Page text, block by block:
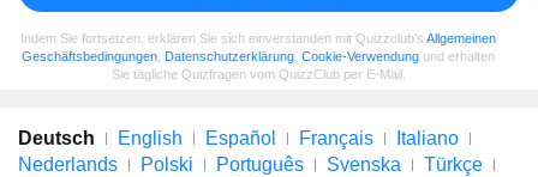
Indem Sie fortsetzen, erklären Sie sich einverstanden mit Quizzclub's Allgemeinen
Geschäftsbedingungen Datenschutzerklärung Cookie-Verwendung und erhalten
Sie tägliche Quizfragen vom QuizzClub per E-Mail.
Deutsch English Español Français
Italiano
Nederlands
Polski Português Svenska
Türkçe